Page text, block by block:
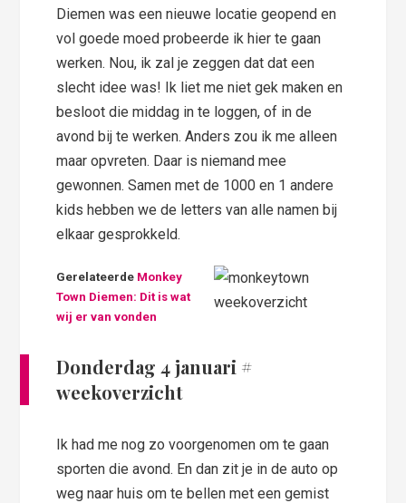
Diemen was een nieuwe locatie geopend en
vol goede moed probeerde ik hier te gaan
werken. Nou, ik zal je zeggen dat dat een
slecht idee was! Ik liet me niet gek maken en
besloot die middag in te loggen, of in de
avond bij te werken. Anders zou ik me alleen
maar opvreten. Daar is niemand mee
gewonnen. Samen met de 1000 en 1 andere
kids hebben we de letters van alle namen bij
elkaar gesprokkeld.
Gerelateerde Monkey
Town Diemen: Dit is wat
wij er van vonden
Donderdag 4 januari #
weekoverzicht
Ik had me nog zo voorgenomen om te gaan
sporten die avond. En dan zit je in de auto op
weg naar huis om te bellen met een gemist